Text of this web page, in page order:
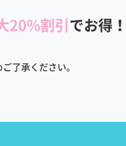
20%割引でお得！
了承ください。